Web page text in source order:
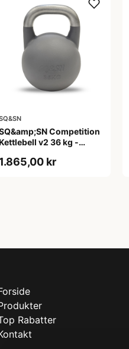
Competition
v2 36 kg -
competition kettlebell
1.865,00 kr
Rabatter